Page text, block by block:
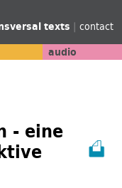
texts | contact
audio
- eine